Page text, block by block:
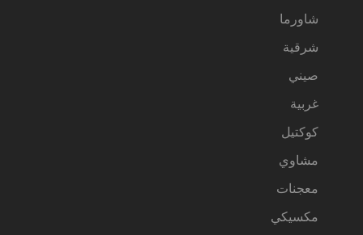
شاورما
شرقية
صيني
غربية
كوكتيل
مشاوي
معجنات
مكسيكي